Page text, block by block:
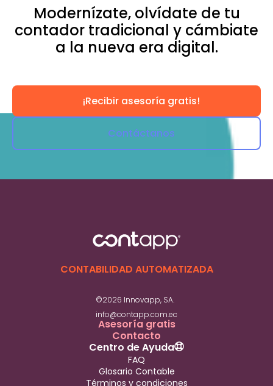
Modernízate, olvídate de tu
contador tradicional y cámbiate
a la nueva era digital.
¡Recibir asesoría gratis!
Contáctanos
CONTABILIDAD AUTOMATIZADA
©2026 Innovapp, SA.
info@contapp.com.ec
Asesoría gratis
Contacto
Centro de Ayuda
FAQ
Glosario Contable
Términos y condiciones